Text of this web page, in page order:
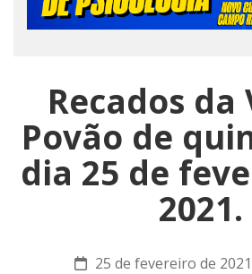
Recados da
Povão de
dia 25 de
2021.
25 de fevereiro de